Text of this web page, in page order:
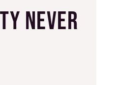
Never